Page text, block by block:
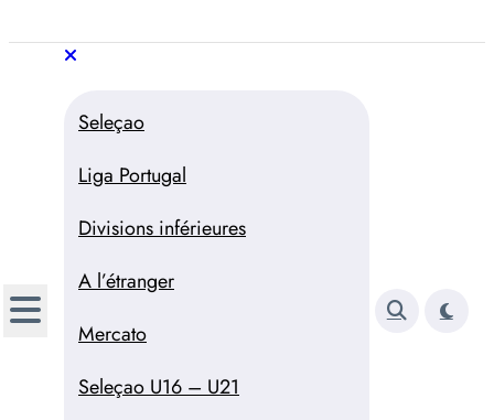
au
Trivela
L'actualité du football portugais
Seleçao
Liga Portugal
Divisions inférieures
A l’étranger
Mercato
Seleçao U16 – U21